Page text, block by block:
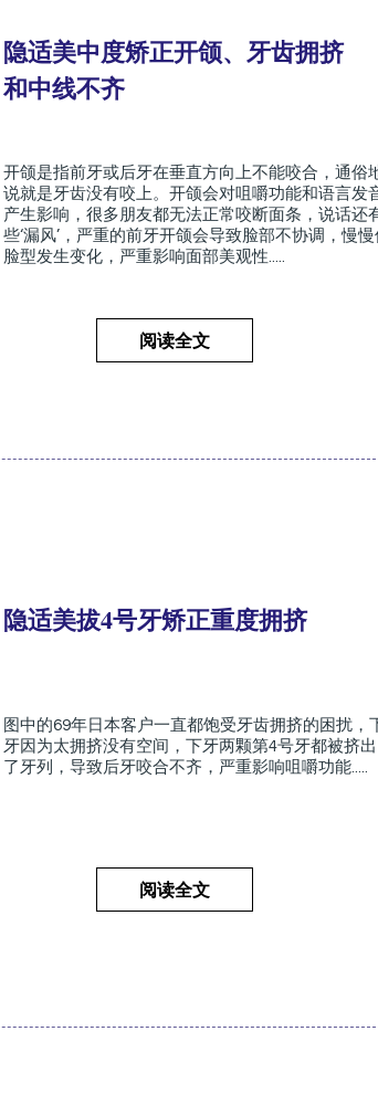
隐适美中度矫正开颌、牙齿拥挤
和中线不齐
开颌是指前牙或后牙在垂直方向上不能咬合，通俗
说就是牙齿没有咬上。开颌会对咀嚼功能和语言发
产生影响，很多朋友都无法正常咬断面条，说话还
些‘漏风’，严重的前牙开颌会导致脸部不协调，慢慢
脸型发生变化，严重影响面部美观性.....
阅读全文
隐适美拔4号牙矫正重度拥挤
图中的69年日本客户一直都饱受牙齿拥挤的困扰，
牙因为太拥挤没有空间，下牙两颗第4号牙都被挤出
了牙列，导致后牙咬合不齐，严重影响咀嚼功能.....
阅读全文